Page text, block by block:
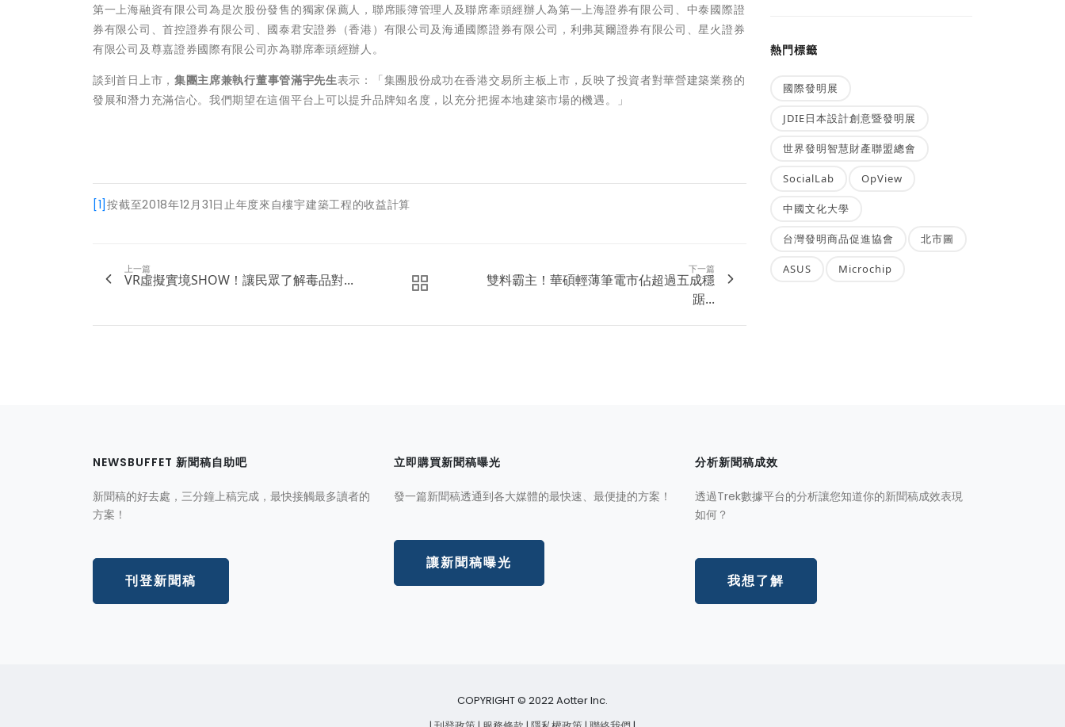
第一上海融資有限公司為是次股份發售的獨家保薦人，聯席賬簿管理人及聯席牽頭經辦人為第一上海證券有限公司、中泰國際證
券有限公司、首控證券有限公司、國泰君安證券（香港）有限公司及海通國際證券有限公司，利弗莫爾證券有限公司、星火證券
有限公司及尊嘉證券國際有限公司亦為聯席牽頭經辦人。
談到首日上市， 集團主席兼執行董事管滿宇先生表示：「集團股份成功在香港交易所主板上市，反映了投資者對華營建築業務的
發展和潛力充滿信心。我們期望在這個平台上可以提升品牌知名度，以充分把握本地建築市場的機遇。」
[1]按截至2018年12月31日止年度來自樓宇建築工程的收益計算
上一篇
VR虛擬實境SHOW！讓民眾了解毒品對...
下一篇
雙料霸主！華碩輕薄筆電市佔超過五成穩
踞...
熱門標籤
國際發明展
JDIE日本設計創意暨發明展
世界發明智慧財產聯盟總會
SocialLab OpView
中國文化大學
台灣發明商品促進協會 北市圖
ASUS Microchip
NEWSBUFFET 新聞稿自助吧
新聞稿的好去處，三分鐘上稿完成，最快接觸最多讀者的
方案！
刊登新聞稿
立即購買新聞稿曝光
發一篇新聞稿透通到各大媒體的最快速、最便捷的方案！
讓新聞稿曝光
分析新聞稿成效
透過Trek數據平台的分析讓您知道你的新聞稿成效表現
如何？
我想了解
COPYRIGHT © 2022 Aotter Inc.